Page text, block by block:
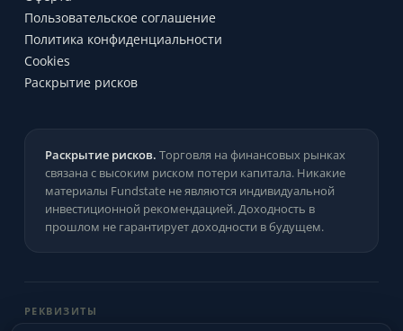
Пользовательское соглашение
Политика конфиденциальности
Cookies
Раскрытие рисков
Раскрытие рисков. Торговля на финансовых рынках
связана с высоким риском потери капитала. Никакие
материалы Fundstate не являются индивидуальной
инвестиционной рекомендацией. Доходность в
прошлом не гарантирует доходности в будущем.
РЕКВИЗИТЫ